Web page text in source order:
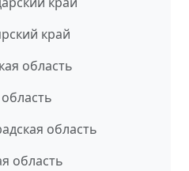
край
область
область
область